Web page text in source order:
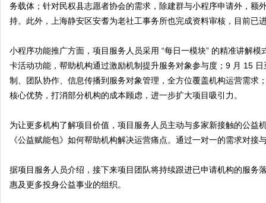
务载体；针对民权县志愿者协会的需求，除建群与小程序申请外，
持。此外，上海静安区安耆为老社工事务所也完成资料审核，目前已
小程序功能推广方面，项目服务人员采用 “每日一模块” 的精准讲解
卡活动功能，帮助机构通过激励机制提升服务对象参与度；9 月 15
制、团队协作、信息传播到服务对象管理，全方位覆盖机构运营需求
核心优势，打消部分机构的成本顾虑，进一步扩大项目吸引力。
为让更多机构了解项目价值，项目服务人员主动与多家新接触的公
《公益赋能包》如何帮助机构解决运营痛点。通过一对一的需求对
据项目服务人员介绍，接下来项目团队将持续跟进已申请机构的服
惠及更多投身公益事业的组织。